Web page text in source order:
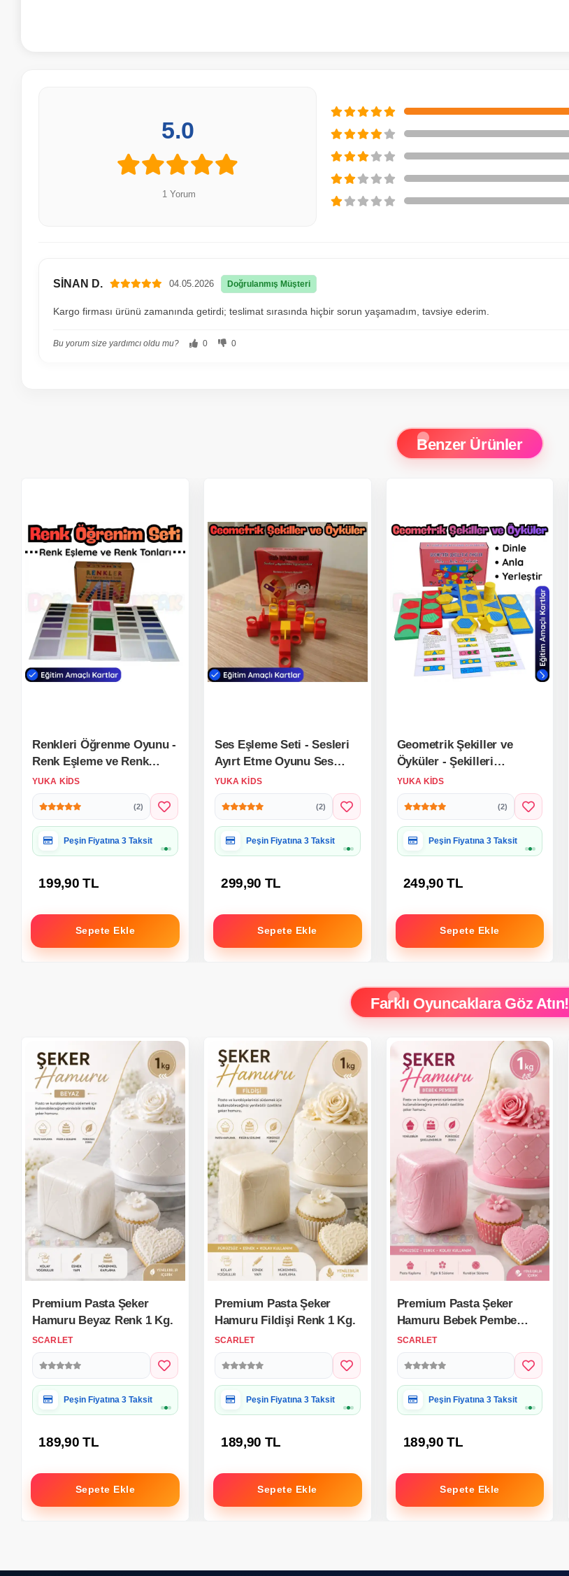
5.0
1 Yorum
SİNAN D. 04.05.2026 Doğrulanmış Müşteri
Kargo firması ürünü zamanında getirdi; teslimat sırasında hiçbir sorun yaşamadım, tavsiye ederim.
Bu yorum size yardımcı oldu mu? 0 0
Benzer Ürünler
Renkleri Öğrenme Oyunu -
Renk Eşleme ve Renk
Tonları - Görmr Etkinliği
Otizim Kartları
YUKA KIDS
(2)
Hediye Paketine Uygun
199,90 TL
Sepete Ekle
Ses Eşleme Seti - Sesleri
Ayırt Etme Oyunu Ses
Oyunu - Konuşma Etkinliği
Otizim Kartları
YUKA KIDS
(2)
Hediye Paketine Uygun
299,90 TL
Sepete Ekle
Geometrik Şekiller ve
Öyküler - Şekilleri
Tamamlama Oyunu -
Konuşma Etkinliği Otizim
Kartları
YUKA KIDS
(2)
Hediye Paketine Uygun
249,90 TL
Sepete Ekle
Farklı Oyuncaklara Göz Atın!
Premium Pasta Şeker
Hamuru Beyaz Renk 1 Kg.
SCARLET
Hediye Paketine Uygun
189,90 TL
Sepete Ekle
Premium Pasta Şeker
Hamuru Fildişi Renk 1 Kg.
SCARLET
Hediye Paketine Uygun
189,90 TL
Sepete Ekle
Premium Pasta Şeker
Hamuru Bebek Pembe
Renk 1 Kg.
SCARLET
Hediye Paketine Uygun
189,90 TL
Sepete Ekle